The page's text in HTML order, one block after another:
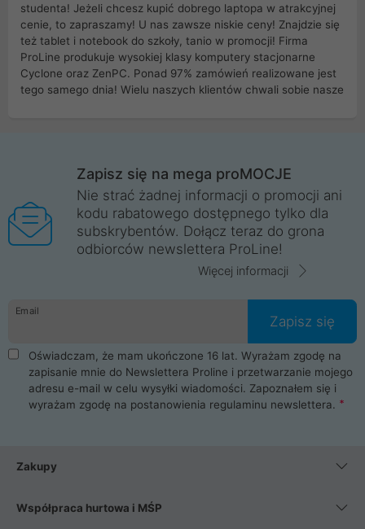
studenta! Jeżeli chcesz kupić dobrego laptopa w atrakcyjnej
cenie, to zapraszamy! U nas zawsze niskie ceny! Znajdzie się
też tablet i notebook do szkoły, tanio w promocji! Firma
ProLine produkuje wysokiej klasy komputery stacjonarne
Cyclone oraz ZenPC. Ponad 97% zamówień realizowane jest
tego samego dnia! Wielu naszych klientów chwali sobie nasze
Wrocław, Poznań, Legnica, Katowice, Gliwice, Kalisz, Bytom,
Trzebnica, Opole. Szybka i profesjonalna obsługa!
ProLine to polska firma ze 100% polskim kapitałem. Działamy
legalnie i płacimy podatki w naszym kraju! Posiadamy siedzibę
główną w Mirkowie oraz salony na terenie kraju. Cała
komunikacja ze sklepem komputerowym ProLine jest
danych osobowych. Dlatego zakup notebooka albo laptopa w
ProLine to czysta przyjemność i pełne bezpieczeństwo.
Zaopatrzysz się u nas w akcesoria i części komputerowe
takie jak procesory, karty graficzne, płyty główne, pamięci,
dyski SSD, M.2 oraz HDD. Nasi pracownicy pomogą Ci wybrać
najlepszy zasilacz komputerowy oraz obudowę do komputera.
Poza komputerami mamy również najlepsze na rynku
Smartfony takich producentów jak Xiaomi, Apple, Samsung i
wentylatory. Na koniec mając już to wszystko, możesz
Zapisz się na mega proMOCJE
Nie strać żadnej informacji o promocji ani
kodu rabatowego dostępnego tylko dla
subskrybentów. Dołącz teraz do grona
odbiorców newslettera ProLine!
Więcej informacji
Email
Zapisz się
Oświadczam, że mam ukończone 16 lat. Wyrażam zgodę na
zapisanie mnie do Newslettera Proline i przetwarzanie mojego
adresu e-mail w celu wysyłki wiadomości. Zapoznałem się i
wyrażam zgodę na postanowienia regulaminu newslettera.
Zakupy
Współpraca hurtowa i MŚP